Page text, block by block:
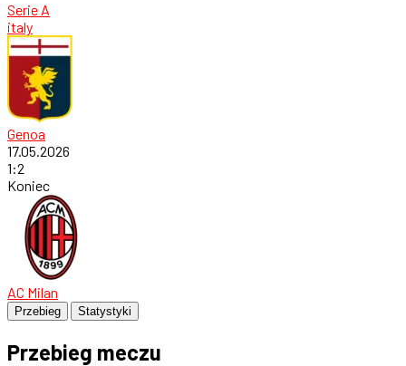
Serie A
italy
Genoa
17.05.2026
1:2
Koniec
AC Milan
Przebieg Statystyki
Przebieg meczu